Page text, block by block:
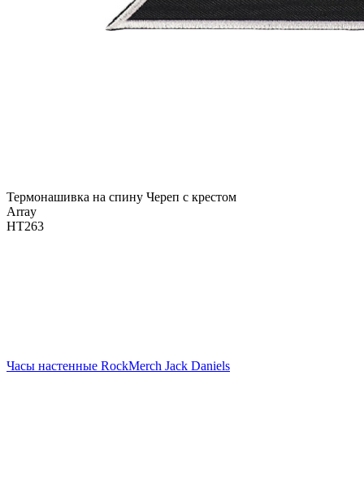
Термонашивка на спину Череп с крестом
Array
НТ263
Часы настенные RockMerch Jack Daniels